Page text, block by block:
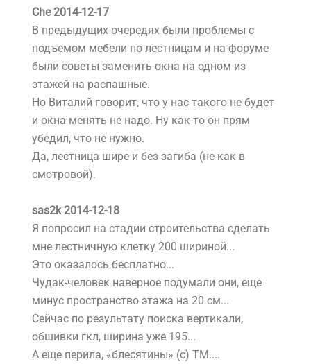
Che 2014-12-17
В предыдущих очередях были проблемы с
подъемом мебели по лестницам и на форуме
были советы заменить окна на одном из
этажей на распашные.
Но Виталий говорит, что у нас такого не будет
и окна менять не надо. Ну как-то он прям
убедил, что не нужно.
Да, лестница шире и без загиба (не как в
смотровой).
sas2k 2014-12-18
Я попросил на стадии строительства сделать
мне лестничную клетку 200 шириной...
Это оказалось бесплатно...
Чудак-человек наверное подумали они, еще
минус пространство этажа на 20 см...
Сейчас по результату поиска вертикали,
обшивки гкл, ширина уже 195...
А еще перила, «блесятины» (с) ТМ....